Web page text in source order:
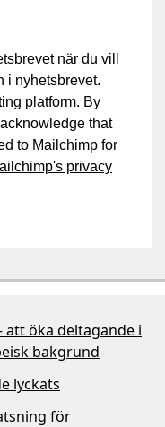
när du vill
i nyhetsbrevet.
platform. By
that
to Mailchimp for
privacy
öka deltagande i
bakgrund
lyckats
för